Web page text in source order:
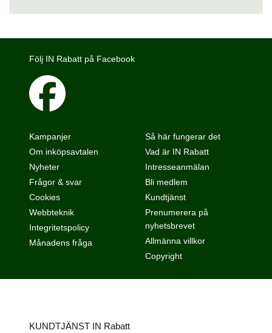
Följ IN Rabatt på Facebook
Kampanjer
Om inköpsavtalen
Nyheter
Frågor & svar
Så här fungerar det
Vad är IN Rabatt
Intresseanmälan
Bli medlem
Cookies
Webbteknik
Integritetspolicy
Månadens fråga
Kundtjänst
Prenumerera på
nyhetsbrevet
Allmänna villkor
Copyright
KUNDTJÄNST IN Rabatt